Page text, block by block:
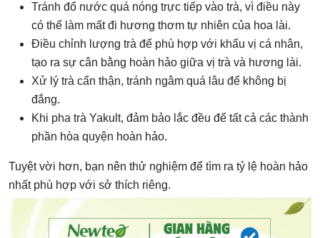
Tránh đổ nước quá nóng trực tiếp vào trà, vì điều này
có thể làm mất đi hương thơm tự nhiên của hoa lài.
Điều chỉnh lượng trà để phù hợp với khẩu vị cá nhân,
tạo ra sự cân bằng hoàn hảo giữa vị trà và hương lài.
Xử lý trà cẩn thận, tránh ngâm quá lâu để không bị
đắng.
Khi pha trà Yakult, đảm bảo lắc đều để tất cả các thành
phần hòa quyện hoàn hảo.
Tuyệt vời hơn, bạn nên thử nghiệm để tìm ra tỷ lệ hoàn hảo
nhất phù hợp với sở thích riêng.